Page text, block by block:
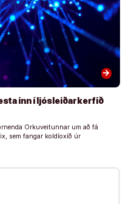
arrow_forward
inn í ljósleiðarkerfið
Orkuveitunnar um að fá
sem fangar koldíoxíð úr